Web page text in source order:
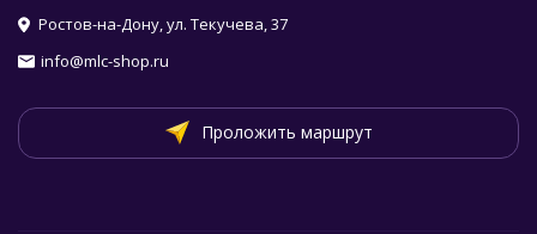
Ростов-на-Дону, ул. Текучева, 37
info@mlc-shop.ru
Проложить маршрут